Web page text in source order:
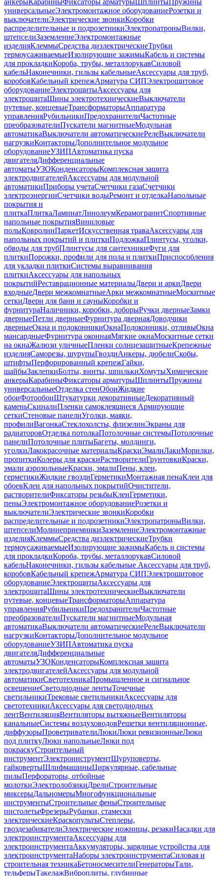
анкерыКарабиныФиксаторы арматуры Шплинты Пружины
универсальныеЭлектромонтажное оборудованиеРозетки и
выключателиЭлектрические звонкиКоробки
распределительные и подрозетникиЭлектропатроныВилки,
штепселиЗаземлениеЭлектромонтажные
изделияКлеммыСредства диэлектрическиеТрубки
термоусаживаемыеИзолирующие зажимыКабель и системы
для прокладкиКороба, трубы, металлорукавСиловой
кабельНаконечники, гильзы кабельныеАксессуары для труб,
коробовКабельный крепежАрматура СИПЭлектрощитовое
оборудованиеЭлектрощитыАксессуары для
электрощитаШины электротехническиеВыключатели
путевые, концевыеТрансформаторыАппаратура
управленияРубильникиПредохранителиЧастотные
преобразователиПускатели магнитныеМодульная
автоматикаВыключатели автоматическиеРелеВыключатели
нагрузкиКонтакторыДополнительное модульное
оборудованиеУЗИПАвтоматика пуска
двигателяДифференциальные
автоматыУЗОКонденсаторыКомплексная защита
электродвигателейАксессуары для модульной
автоматикиПриборы учетаСчетчики газаСчетчики
электроэнергииСчетчики водыРемонт и отделкаНапольные
покрытия и
плиткаПлиткаЛаминатЛинолеумКерамогранитСпортивные
напольные покрытияВиниловые
полыКовролинПаркетИскусственная траваАксессуары для
напольных покрытий и плиткиПодложкаПлинтусы, уголки,
обводы для трубПлинтусы для сантехникиФуги для
плиткиПорожки, профили для пола и плиткиПриспособления
для укладки плиткиСистемы выравнивания
плиткиАксессуары для напольных
покрытийРеставрационные материалыДвери и аркиДвери
входныеДвери межкомнатныеАрки межкомнатныеМоскитные
сеткиДвери для бани и сауныКоробки и
фурнитураНаличники, коробки, доборыРучки дверныеЗамки
дверныеПетли дверныеФурнитура двернаяДоводчики
дверныеОкна и подоконникиОкнаПодоконники, отливыОкна
мансардныеФурнитура оконнаяМягкие окнаМоскитные сетки
на окнаЖалюзи уличныеПленки солнцезащитныеКрепежные
изделияСаморезы, шурупыГвоздиАнкеры, дюбелиСкобы,
штифтыПерфорированный крепежГайки,
шайбыЗаклепкиБолты, винты, шпилькиХомутыХимические
анкерыКарабиныФиксаторы арматурыШплинтыПружины
универсальныеОтделка стенОбоиЖидкие
обоиФотообоиШтукатурки декоративныеДекоративный
каменьСкиналиПленки самоклеящиеся Армирующие
сеткиСтеновые панелиУголки, маяки,
профилиВагонкаСтеклохолсты, флизелинЭкраны для
радиаторовОтделка потолкаПотолочные системыПотолочные
панелиПотолочные плитыБагеты, молдинги,
уголкиЛакокрасочные материалыКраскиЭмалиЛакиМорилки,
пропиткиКолеры для краскиРастворителиГрунтовкиКраски,
эмали аэрозольныеКраски, эмалиПены, клеи,
герметикиЖидкие гвоздиГерметикиМонтажная пенаКлеи для
обоевКлеи для напольных покрытийОчистители,
растворителиФиксаторы резьбыКлеиГерметики,
пеныЭлектромонтажное оборудованиеРозетки и
выключателиЭлектрические звонкиКоробки
распределительные и подрозетникиЭлектропатроныВилки,
штепселиМолниеприемникиЗаземлениеЭлектромонтажные
изделияКлеммыСредства диэлектрическиеТрубки
термоусаживаемыеИзолирующие зажимыКабель и системы
для прокладкиКороба, трубы, металлорукавСиловой
кабельНаконечники, гильзы кабельные Аксессуары для труб,
коробовКабельный крепежАрматура СИПЭлектрощитовое
оборудованиеЭлектрощитыАксессуары для
электрощитаШины электротехническиеВыключатели
путевые, концевыеТрансформаторыАппаратура
управленияРубильникиПредохранителиЧастотные
преобразователиПускатели магнитныеМодульная
автоматикаВыключатели автоматическиеРелеВыключатели
нагрузкиКонтакторыДополнительное модульное
оборудованиеУЗИПАвтоматика пуска
двигателяДифференциальные
автоматыУЗОКонденсаторыКомплексная защита
электродвигателейАксессуары для модульной
автоматикиСветотехникаПромышленное и сигнальное
освещениеСветодиодные лентыТочечные
светильникиТрековые светильникиАксессуары для
светотехникиАксессуары для светодиодных
лентВентиляцияВентиляторы вытяжныеВентиляторы
канальныеСистемы воздуховодовРешетки вентиляционные,
диффузорыПроветривателиЛюкиЛюки ревизионныеЛюки
под плиткуЛюки напольныеЛюки под
покраскуСтроительный
инструментЭлектроинструментШуруповерты,
гайковертыШлифмашиныЦиркулярные, сабельные
пилыПерфораторы, отбойные
молоткиЭлектролобзикиДрелиСтроительные
миксерыДальномерыМногофункциональные
инструментыСтроительные феныСтроительные
пистолетыФрезерыРубанки, стамески
электрическиеКраскопультыСтеплеры,
гвоздезабивателиЭлектрические ножницы, резакиНасадки для
электроинструментаАксессуары для
электроинструментаАккумуляторы, зарядные устройства для
электроинструментаНаборы электроинструментаСиловая и
строительная техникаБетоносмесителиГенераторыТали,
тельферыТакелажВиброплиты, глубинные